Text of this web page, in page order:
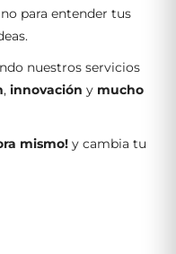
para entender tus
nuestros servicios
, innovación y mucho
mismo! y cambia tu